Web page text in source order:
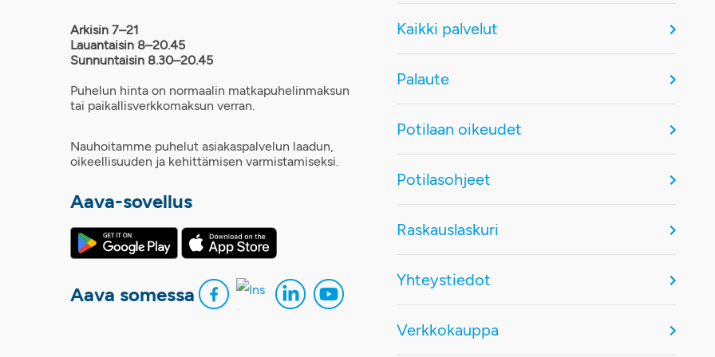
Arkisin 7–21
Lauantaisin 8–20.45
Sunnuntaisin 8.30–20.45
Puhelun hinta on normaalin matkapuhelinmaksun
tai paikallisverkkomaksun verran.
Nauhoitamme puhelut asiakaspalvelun laadun,
oikeellisuuden ja kehittämisen varmistamiseksi.
Aava-sovellus
Aava somessa
Kaikki palvelut
Palaute
Potilaan oikeudet
Potilasohjeet
Raskauslaskuri
Yhteystiedot
Verkkokauppa